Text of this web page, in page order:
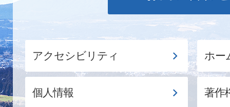
アクセシビリティ ホー
個人情報 著作